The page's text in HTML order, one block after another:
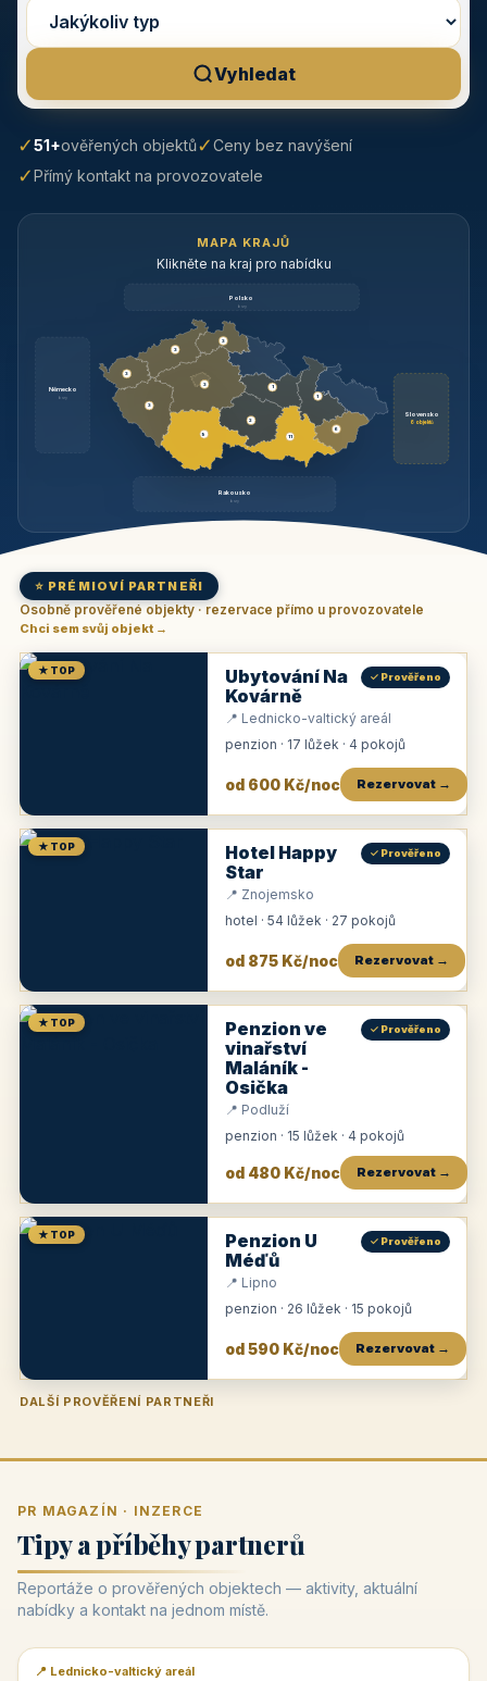
Vyhledat
✓51+ověřených objektů✓Ceny bez navýšení
✓Přímý kontakt na provozovatele
MAPA KRAJŮ
Klikněte na kraj pro nabídku
Polsko
brzy
Německo
brzy
Slovensko
6 objektů
Rakousko
brzy
3
9
3
3
3
3
1
2
11
1
6
⭐ PRÉMIOVÍ PARTNEŘI
Osobně prověřené objekty · rezervace přímo u provozovatele
Chci sem svůj objekt →
★ TOP
Ubytování Na
Kovárně
✓ Prověřeno
📍 Lednicko-valtický areál
penzion · 17 lůžek · 4 pokojů
od 600 Kč/noc Rezervovat →
★ TOP
Hotel Happy
Star
✓ Prověřeno
📍 Znojemsko
hotel · 54 lůžek · 27 pokojů
od 875 Kč/noc Rezervovat →
★ TOP
Penzion ve
vinařství
Maláník -
Osička
✓ Prověřeno
📍 Podluží
penzion · 15 lůžek · 4 pokojů
od 480 Kč/noc Rezervovat →
★ TOP
Penzion U
Méďů
✓ Prověřeno
📍 Lipno
penzion · 26 lůžek · 15 pokojů
od 590 Kč/noc Rezervovat →
DALŠÍ PROVĚŘENÍ PARTNEŘI
Penzion U Zámku Pension Faber
PR MAGAZÍN · INZERCE
Tipy a příběhy partnerů
Reportáže o prověřených objektech — aktivity, aktuální
nabídky a kontakt na jednom místě.
📰 PR článek
📍 Lednicko-valtický areál